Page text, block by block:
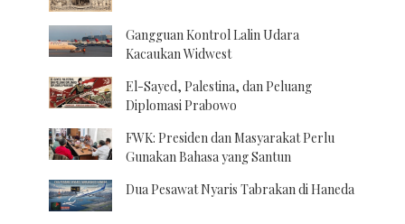
Gangguan Kontrol Lalin Udara
Kacaukan Widwest
El-Sayed, Palestina, dan Peluang
Diplomasi Prabowo
FWK: Presiden dan Masyarakat Perlu
Gunakan Bahasa yang Santun
Dua Pesawat Nyaris Tabrakan di Haneda